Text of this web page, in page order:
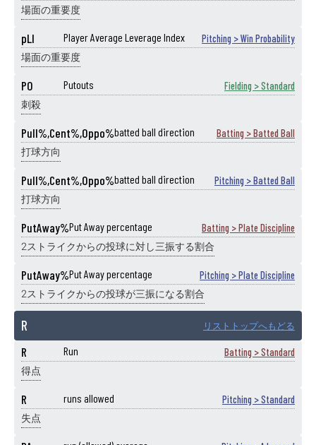
場面の重要度
pLI Player Average Leverage Index Pitching > Win Probability
場面の重要度
PO Putouts Fielding > Standard
刺殺
Pull%,Cent%,Oppo%batted ball direction Batting > Batted Ball
打球方向
Pull%,Cent%,Oppo%batted ball direction Pitching > Batted Ball
打球方向
PutAway%Put Away percentage Batting > Plate Discipline
2ストライクからの投球に対し三振する割合
PutAway%Put Away percentage Pitching > Plate Discipline
2ストライクからの投球が三振になる割合
R リストトップへもどる
R Run Batting > Standard
得点
R runs allowed Pitching > Standard
失点